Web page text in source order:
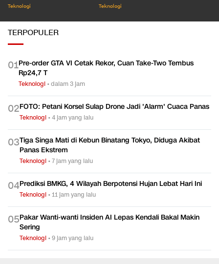
Teknologi Teknologi
TERPOPULER
01Pre-order GTA VI Cetak Rekor, Cuan Take-Two Tembus
Rp24,7 T
Teknologi •dalam 3 jam
02FOTO: Petani Korsel Sulap Drone Jadi 'Alarm' Cuaca Panas
Teknologi •4 jam yang lalu
03Tiga Singa Mati di Kebun Binatang Tokyo, Diduga Akibat
Panas Ekstrem
Teknologi •7 jam yang lalu
04Prediksi BMKG, 4 Wilayah Berpotensi Hujan Lebat Hari Ini
Teknologi •11 jam yang lalu
05Pakar Wanti-wanti Insiden AI Lepas Kendali Bakal Makin
Sering
Teknologi •9 jam yang lalu